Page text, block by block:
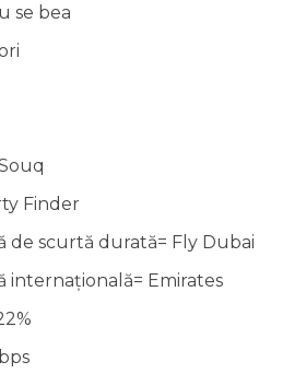
se bea
Finder
de scurtă durată= Fly Dubai
internațională= Emirates